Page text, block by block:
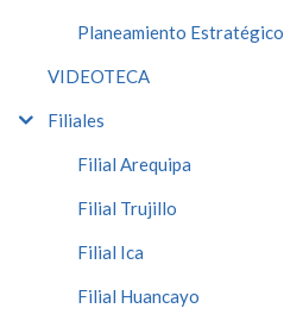
Planeamiento Estratégico
VIDEOTECA
Filiales
Filial Arequipa
Filial Trujillo
Filial Ica
Filial Huancayo